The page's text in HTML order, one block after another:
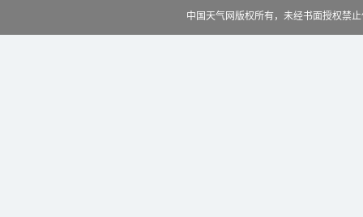
中国天气网版权所有，未经书面授权